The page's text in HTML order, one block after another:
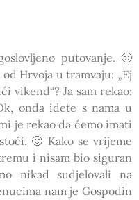
putovanje. 🙂
Hrvoja u tramvaju: „Ej
vikend“? Ja sam rekao:
onda idete s nama u
je rekao da ćemo imati
🙂 Kako se vrijeme
i nisam bio siguran
nikad sudjelovali na
nam je Gospodin